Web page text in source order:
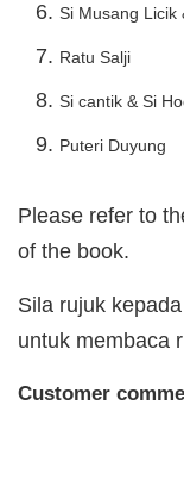
Si Musang Licik
Ratu Salji
Si cantik & Si
Puteri Duyung
Please refer to
of the book.
Sila rujuk
untuk membaca
Customer